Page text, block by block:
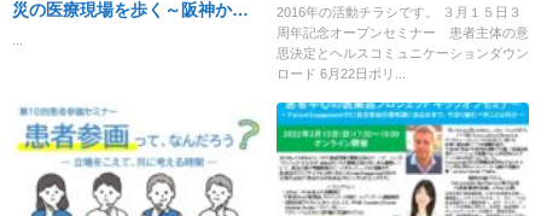
学研究統括センター副センター
災の医療現場を歩く～阪神から
22日（土）午後16時～ハイブリ
ッド開催 場所 渋谷区総合文化
センター大和田・Zoom 参加無
料 お申込みURL
2016年の活動チラシです。 ３月１５日３
周年記念オープンセミナー 患者主体の意
思決定とヘルスコミュニケーションダウン
ロード 6月22日ポリ...